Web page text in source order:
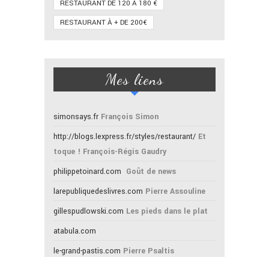
RESTAURANT DE 120 À 180 €
RESTAURANT À + DE 200€
Mes liens
simonsays.fr François Simon
http://blogs.lexpress.fr/styles/restaurant/ Et
toque ! François-Régis Gaudry
philippetoinard.com Goût de news
larepubliquedeslivres.com Pierre Assouline
gillespudlowski.com Les pieds dans le plat
atabula.com
le-grand-pastis.com Pierre Psaltis